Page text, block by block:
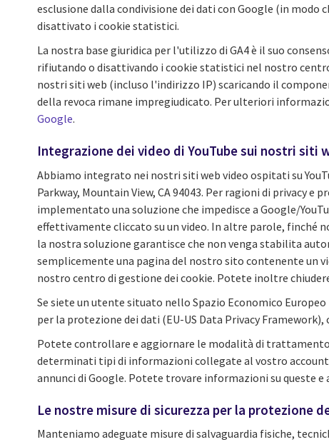
esclusione dalla condivisione dei dati con Google (in modo
disattivato i cookie statistici.
La nostra base giuridica per l'utilizzo di GA4 è il suo
rifiutando o disattivando i cookie statistici nel nostro
nostri siti web (incluso l'indirizzo IP) scaricando il
della revoca rimane impregiudicato. Per ulteriori
Google.
Integrazione dei video di YouTube sui nostri siti
Abbiamo integrato nei nostri siti web video ospitati su
Parkway, Mountain View, CA 94043. Per ragioni di privacy
implementato una soluzione che impedisce a Google/
effettivamente cliccato su un video. In altre parole, finché
la nostra soluzione garantisce che non venga stabilita
semplicemente una pagina del nostro sito contenente un
nostro centro di gestione dei cookie. Potete inoltre
Se siete un utente situato nello Spazio Economico
per la protezione dei dati (EU-US Data Privacy
Potete controllare e aggiornare le modalità di
determinati tipi di informazioni collegate al vostro
annunci di Google. Potete trovare informazioni su queste
Le nostre misure di sicurezza per la protezione
Manteniamo adeguate misure di salvaguardia fisiche,